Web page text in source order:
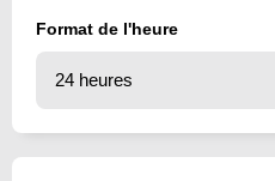
Format de l'heure